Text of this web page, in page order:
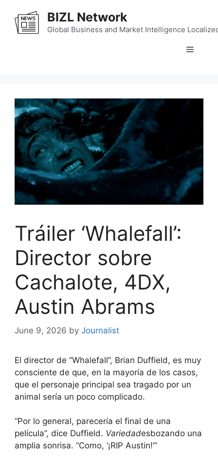
content
BIZL Network
Global Business and Market Intelligence
Menu
Tráiler ‘Whalefall’:
Director sobre
Cachalote, 4DX,
Austin Abrams
June 9, 2026 by Journalist
El director de “Whalefall”, Brian Duffield, es muy
consciente de que, en la mayoría de los casos,
que el personaje principal sea tragado por un
animal sería un poco complicado.
“Por lo general, parecería el final de una
película”, dice Duffield. Variedadesbozando una
amplia sonrisa. “Como, ‘¡RIP Austin!’”